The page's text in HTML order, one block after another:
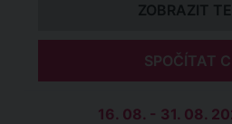
ZOBRAZIT
SPOČÍTAT
16. 08. - 31. 08.